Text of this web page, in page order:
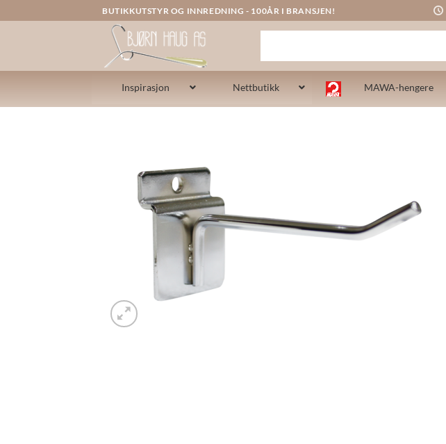
to
BUTIKKUTSTYR OG INNREDNING - 100ÅR I BRANSJEN!
Inspirasjon Nettbutikk MAWA-hengere